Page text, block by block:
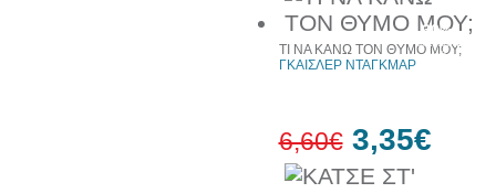
30%
έκπτωση
web
ΤΙ ΝΑ ΚΑΝΩ ΤΟΝ ΘΥΜΟ ΜΟΥ;
ΓΚΑΙΣΛΕΡ ΝΤΑΓΚΜΑΡ
6,60€ 3,35€